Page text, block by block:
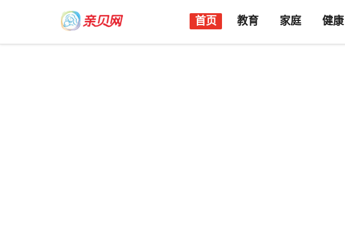
首页 教育 家庭 健康